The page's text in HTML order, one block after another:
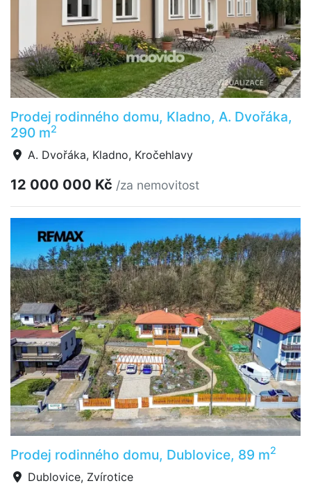
Prodej rodinného domu, Kladno, A. Dvořáka,
290 m2
A. Dvořáka, Kladno, Kročehlavy
12 000 000 Kč /za nemovitost
Prodej rodinného domu, Dublovice, 89 m2
Dublovice, Zvírotice